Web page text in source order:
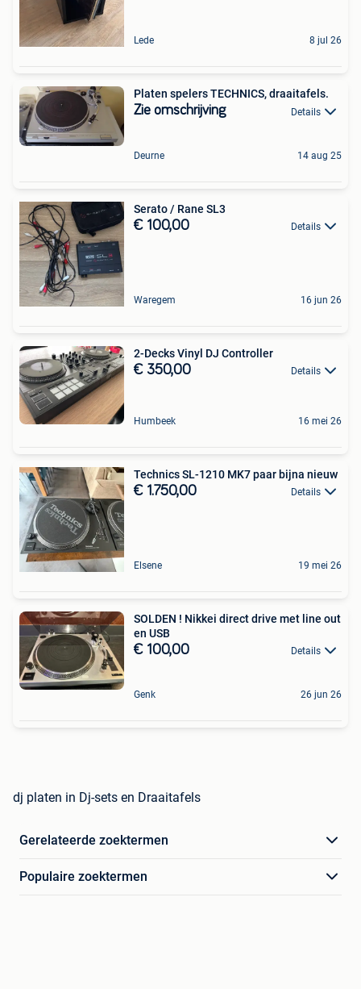
Lede 8 jul 26
Platen spelers TECHNICS, draaitafels.
Zie omschrijving Details
Deurne 14 aug 25
Serato / Rane SL3
€ 100,00 Details
Waregem 16 jun 26
2-Decks Vinyl DJ Controller
€ 350,00 Details
Humbeek 16 mei 26
Technics SL-1210 MK7 paar bijna nieuw
€ 1.750,00 Details
Elsene 19 mei 26
SOLDEN ! Nikkei direct drive met line out
en USB
€ 100,00 Details
Genk 26 jun 26
dj platen in Dj-sets en Draaitafels
Gerelateerde zoektermen
Populaire zoektermen